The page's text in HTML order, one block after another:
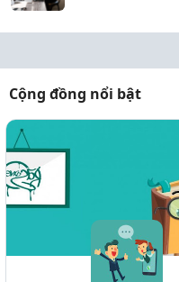
Cộng đồng nổi bật